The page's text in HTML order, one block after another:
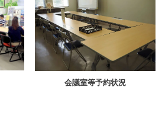
会議室等予約状況